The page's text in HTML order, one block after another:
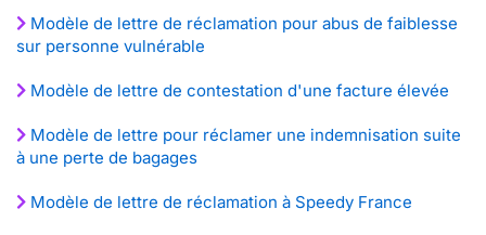
Modèle de lettre de réclamation pour abus de faiblesse
sur personne vulnérable
Modèle de lettre de contestation d'une facture élevée
Modèle de lettre pour réclamer une indemnisation suite
à une perte de bagages
Modèle de lettre de réclamation à Speedy France